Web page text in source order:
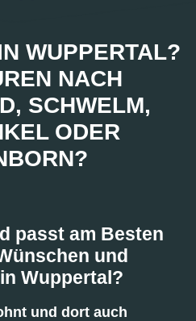
WUPPERTAL?
NACH
SCHWELM,
ODER
passt am Besten
und
Wuppertal?
und dort auch